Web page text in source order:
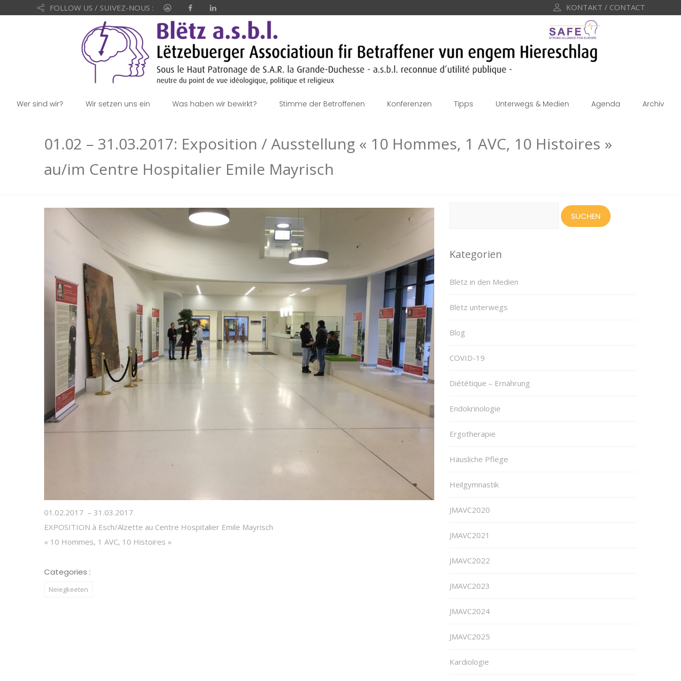
FOLLOW US / SUIVEZ-NOUS : KONTAKT / CONTACT
Wer sind wir? Wir setzen uns ein Was haben wir bewirkt? Stimme der Betroffenen Konferenzen Tipps Unterwegs & Medien Agenda Archiv
01.02 – 31.03.2017: Exposition / Ausstellung « 10 Hommes, 1 AVC, 10 Histoires »
au/im Centre Hospitalier Emile Mayrisch
01.02.2017 – 31.03.2017
EXPOSITION à Esch/Alzette au Centre Hospitalier Emile Mayrisch
« 10 Hommes, 1 AVC, 10 Histoires »
Categories :
Neiegkeeten
Kategorien
Blëtz in den Medien
Blëtz unterwegs
Blog
COVID-19
Diététique – Ernährung
Endokrinologie
Ergotherapie
Häusliche Pflege
Heilgymnastik
JMAVC2020
JMAVC2021
JMAVC2022
JMAVC2023
JMAVC2024
JMAVC2025
Kardiologie